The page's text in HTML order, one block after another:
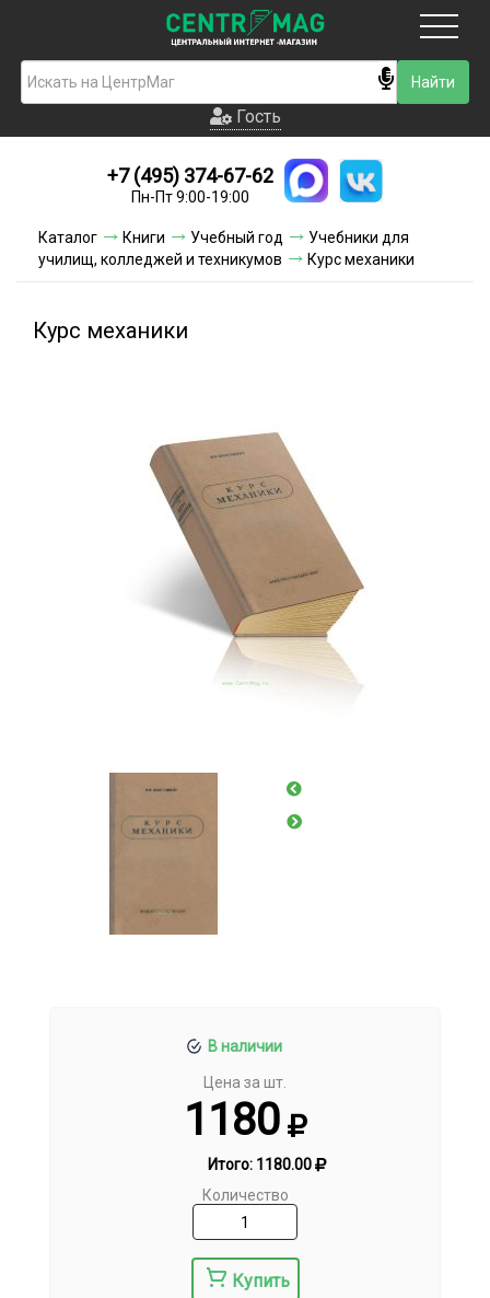
Гость
Новинки
Условия доставки
Гость
+7 (495) 374-67-62
Пн-Пт 9:00-19:00
Каталог Книги Учебный год
Учебники для
училищ, колледжей и техникумов
Курс механики
Курс механики
В наличии
Цена за шт.
1180
Итого: 1180.00
Количество
Купить